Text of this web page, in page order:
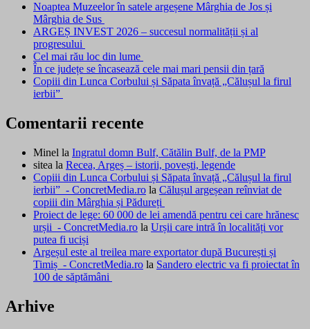
Noaptea Muzeelor în satele argeșene Mârghia de Jos și
Mârghia de Sus
ARGEȘ INVEST 2026 – succesul normalității și al
progresului
Cel mai rău loc din lume
În ce județe se încasează cele mai mari pensii din țară
Copiii din Lunca Corbului și Săpata învață „Călușul la firul
ierbii”
Comentarii recente
Minel la Ingratul domn Bulf, Cătălin Bulf, de la PMP
sitea la Recea, Argeș – istorii, povești, legende
Copiii din Lunca Corbului și Săpata învață „Călușul la firul
ierbii” - ConcretMedia.ro la Călușul argeșean reînviat de
copiii din Mârghia și Pădureți
Proiect de lege: 60 000 de lei amendă pentru cei care hrănesc
urșii - ConcretMedia.ro la Urșii care intră în localități vor
putea fi uciși
Argeșul este al treilea mare exportator după București și
Timiș - ConcretMedia.ro la Sandero electric va fi proiectat în
100 de săptămâni
Arhive